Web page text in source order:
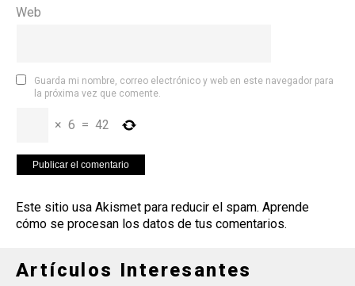
Web
Guarda mi nombre, correo electrónico y web en este navegador para
la próxima vez que comente.
× 6 = 42
Este sitio usa Akismet para reducir el spam. Aprende
cómo se procesan los datos de tus comentarios.
Artículos Interesantes